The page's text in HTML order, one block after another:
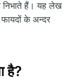
निभाते हैं। यह लेख
फायदों के अन्दर
है?